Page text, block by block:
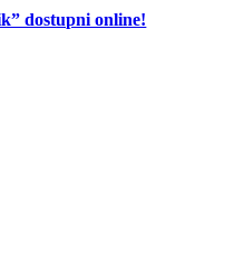
dostupni online!